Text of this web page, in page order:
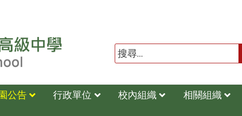
公告 行政單位 校內組織 相關組織